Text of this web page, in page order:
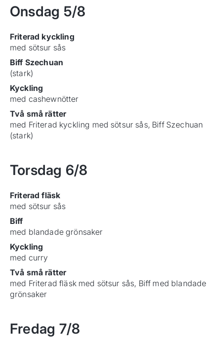
Onsdag 5/8
Friterad kyckling
med sötsur sås
Biff Szechuan
(stark)
Kyckling
med cashewnötter
Två små rätter
med Friterad kyckling med sötsur sås, Biff Szechuan
(stark)
Torsdag 6/8
Friterad fläsk
med sötsur sås
Biff
med blandade grönsaker
Kyckling
med curry
Två små rätter
med Friterad fläsk med sötsur sås, Biff med blandade
grönsaker
Fredag 7/8